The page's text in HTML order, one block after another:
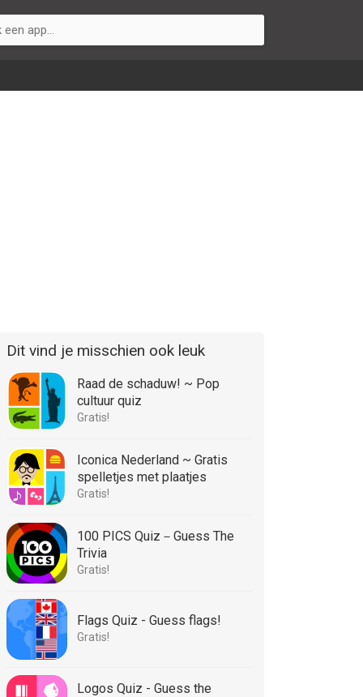
Dit vind je misschien ook leuk
Raad de schaduw! ~ Pop
cultuur quiz
Gratis!
Iconica Nederland ~ Gratis
spelletjes met plaatjes
Gratis!
100 PICS Quiz－Guess The
Trivia
Gratis!
Flags Quiz - Guess flags!
Gratis!
Logos Quiz - Guess the